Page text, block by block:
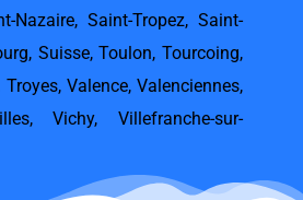
Nazaire, Saint-Tropez, Saint-
, Suisse,Toulon, Tourcoing,
Troyes, Valence, Valenciennes,
,Vichy,Villefranche-sur-